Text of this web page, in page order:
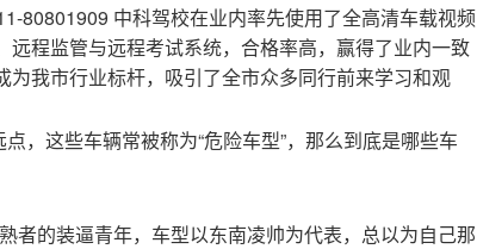
80801909 中科驾校在业内率先使用了全高清车载视频
程监管与远程考试系统，合格率高，赢得了业内一致
我市行业标杆，吸引了全市众多同行前来学习和观
，这些车辆常被称为“危险车型”，那么到底是哪些车
者的装逼青年，车型以东南凌帅为代表，总以为自己那